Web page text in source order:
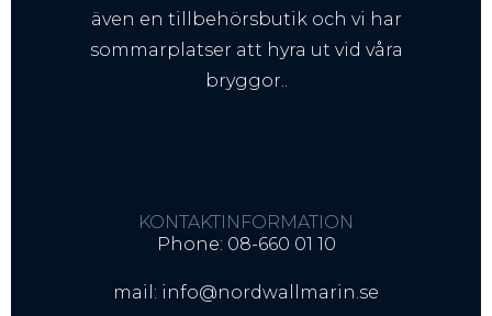
även en tillbehörsbutik och vi har
sommarplatser att hyra ut vid våra
bryggor..
KONTAKTINFORMATION
Phone: 08-660 01 10
mail: info@nordwallmarin.se